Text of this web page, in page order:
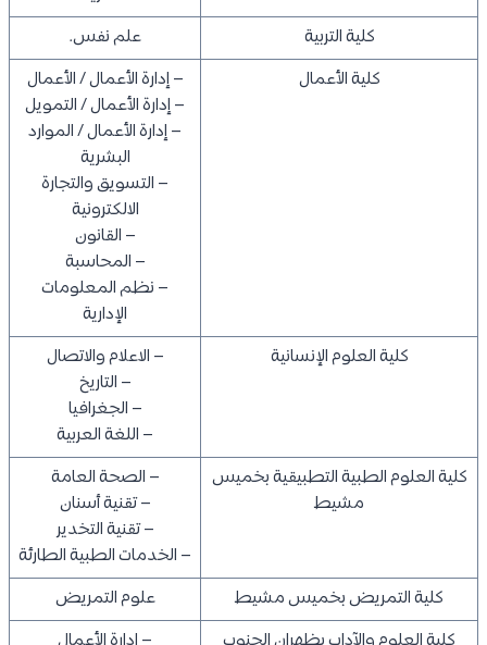
كلية التربية
علم نفس.
كلية الأعمال
– إدارة الأعمال / الأعمال
– إدارة الأعمال / التمويل
– إدارة الأعمال / الموارد
البشرية
– التسويق والتجارة
الالكترونية
– القانون
– المحاسبة
– نظم المعلومات
الإدارية
كلية العلوم الإنسانية
– الاعلام والاتصال
– التاريخ
– الجغرافيا
– اللغة العربية
كلية العلوم الطبية التطبيقية بخميس
مشيط
– الصحة العامة
– تقنية أسنان
– تقنية التخدير
– الخدمات الطبية الطارئة
كلية التمريض بخميس مشيط
علوم التمريض